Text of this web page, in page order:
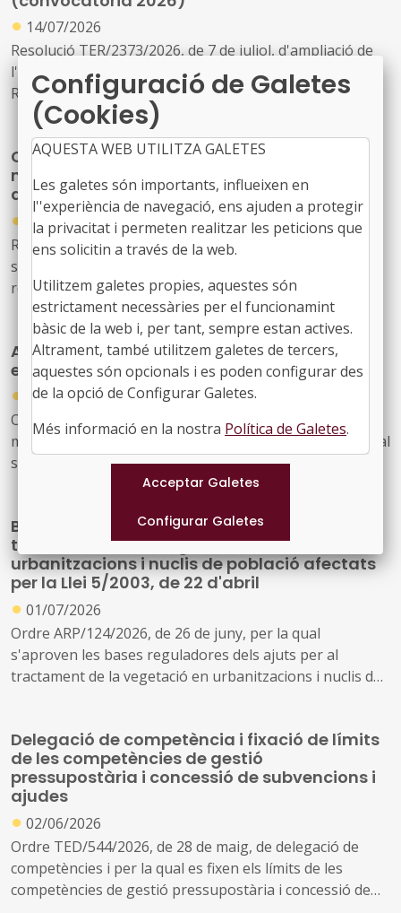
● 14/07/2026
Resolució TER/2373/2026, de 7 de juliol, d'ampliació de
l'import màxim inicial de la dotació pressupostària de la
Resolució TER/899/2026, de 19 de març, per la qual
s'obre la convocatòria per a la concessió, en règim de
concurrència pública competitiva, de les subvencions
per al pagament del lloguer o preu de cessió d'habitatge
o habitació per a l'any 2026 per a persones que tinguin
65 anys o més
Convocatòria de les subvencions per a la
millora de les xarxes d'aigua en baixa i
digitalització
●
02/07/2026
Resolució TER/2164/2026, de 25 de juny, per la qual
s'aprova la convocatòria derivada de les bases
reguladores d'una línia de subvencions adreçades als
ens locals per a la realització d'actuacions per a la
millora i renovació de les xarxes de subministrament
d'aigua en baixa i per a la millora de la digitalització dels
sistemes de gestió de l'aigua urbana dels municipis de
Catalunya
Ajuts de minimis per a la bioseguretat en
explotacions ramaderes
●
02/07/2026
Ordre ARP/128/2026, de 29 de juny, per la qual es
modifica l'Ordre ARP/134/2025, de 31 de juliol, per la qual
s'aproven les bases reguladores dels ajuts de minimis
destinats a la instal·lació d'infraestructures per a la
les espècies bovina, ovina o caprina
Bases reguladores dels ajuts per al
tractament de la vegetació en
urbanitzacions i nuclis de població afectats
per la Llei 5/2003, de 22 d'abril
● 01/07/2026
Ordre ARP/124/2026, de 26 de juny, per la qual
s'aproven les bases reguladores dels ajuts per al
tractament de la vegetació en urbanitzacions i nuclis de
Delegació de competència i fixació de límits
de les competències de gestió
pressupostària i concessió de subvencions i
ajudes
● 02/06/2026
Ordre TED/544/2026, de 28 de maig, de delegació de
competències i per la qual es fixen els límits de les
competències de gestió pressupostària i concessió de
Configuració de Galetes
(Cookies)
AQUESTA WEB UTILITZA GALETES
Les galetes són importants, influeixen en
l''experiència de navegació, ens ajuden a protegir
la privacitat i permeten realitzar les peticions que
ens solicitin a través de la web.
Utilitzem galetes propies, aquestes són
estrictament necessàries per el funcionamint
bàsic de la web i, per tant, sempre estan actives.
Altrament, també utilitzem galetes de tercers,
aquestes són opcionals i es poden configurar des
de la opció de Configurar Galetes.
Més informació en la nostra Política de Galetes.